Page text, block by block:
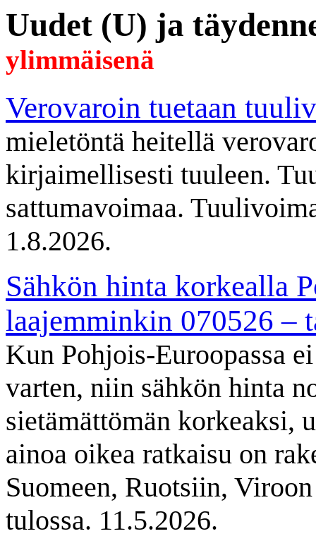
Uudet (U) ja
ylimmäisenä
Verovaroin tuetaan
mieletöntä heitellä
kirjaimellisesti tuuleen.
sattumavoimaa.
1.8.2026.
Sähkön hinta korkealla
laajemminkin 070526 –
Kun Pohjois-Euroopassa
varten, niin sähkön hinta
sietämättömän korkeaksi,
ainoa oikea ratkaisu on
Suomeen, Ruotsiin,
tulossa. 11.5.2026.